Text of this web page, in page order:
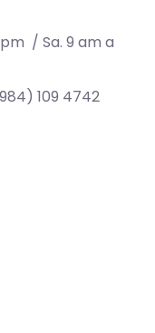
pm / Sa. 9 am a
109 4742